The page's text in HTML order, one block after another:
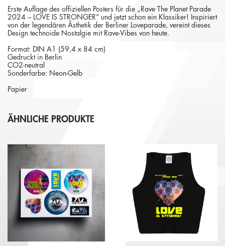
Erste Auflage des offiziellen Posters für die „Rave The Planet Parade
2024 – LOVE IS STRONGER“ und jetzt schon ein Klassiker! Inspiriert
von der legendären Ästhetik der Berliner Loveparade, vereint dieses
Design technoide Nostalgie mit Rave-Vibes von heute.
Format: DIN A1 (59,4 x 84 cm)
Gedruckt in Berlin
CO2-neutral
Sonderfarbe: Neon-Gelb
Papier
ÄHNLICHE PRODUKTE